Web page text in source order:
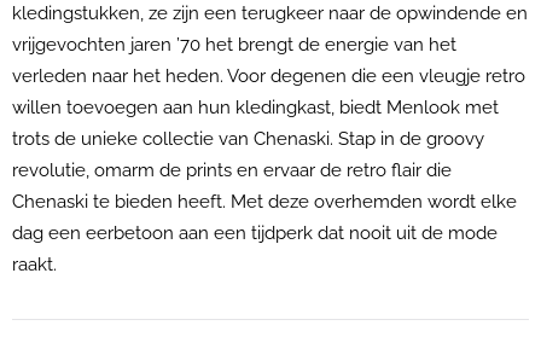
kledingstukken, ze zijn een terugkeer naar de opwindende en
vrijgevochten jaren ’70 het brengt de energie van het
verleden naar het heden. Voor degenen die een vleugje retro
willen toevoegen aan hun kledingkast, biedt Menlook met
trots de unieke collectie van Chenaski. Stap in de groovy
revolutie, omarm de prints en ervaar de retro flair die
Chenaski te bieden heeft. Met deze overhemden wordt elke
dag een eerbetoon aan een tijdperk dat nooit uit de mode
raakt.